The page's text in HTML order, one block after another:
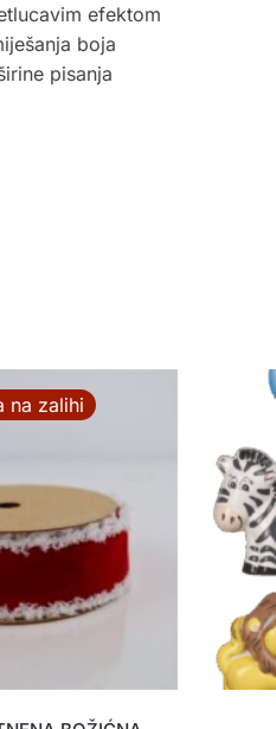
efektom
boja
pisanja
na zalihi